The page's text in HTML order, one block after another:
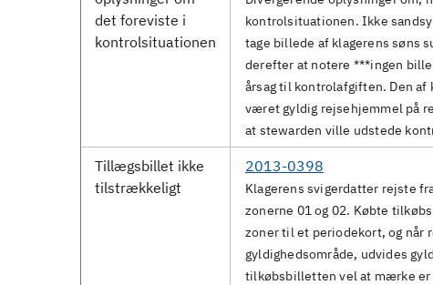
det foreviste i
kontrolsituationen
kontrolsituationen. Ikke
tage billede af klagerens søns
derefter at notere ***ingen
årsag til kontrolafgiften. Den af
været gyldig rejsehjemmel på
at stewarden ville udstede
Tillægsbillet ikke
tilstrækkeligt
2013-0398
Klagerens svigerdatter rejste
zonerne 01 og 02. Købte
zoner til et periodekort, og når
gyldighedsområde, udvides
tilkøbsbilletten vel at mærke er